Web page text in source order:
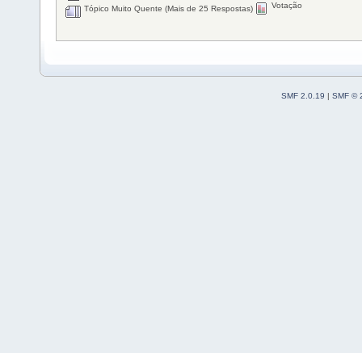
Tópico Muito Quente (Mais de 25 Respostas)
Votação
SMF 2.0.19 | SMF ©